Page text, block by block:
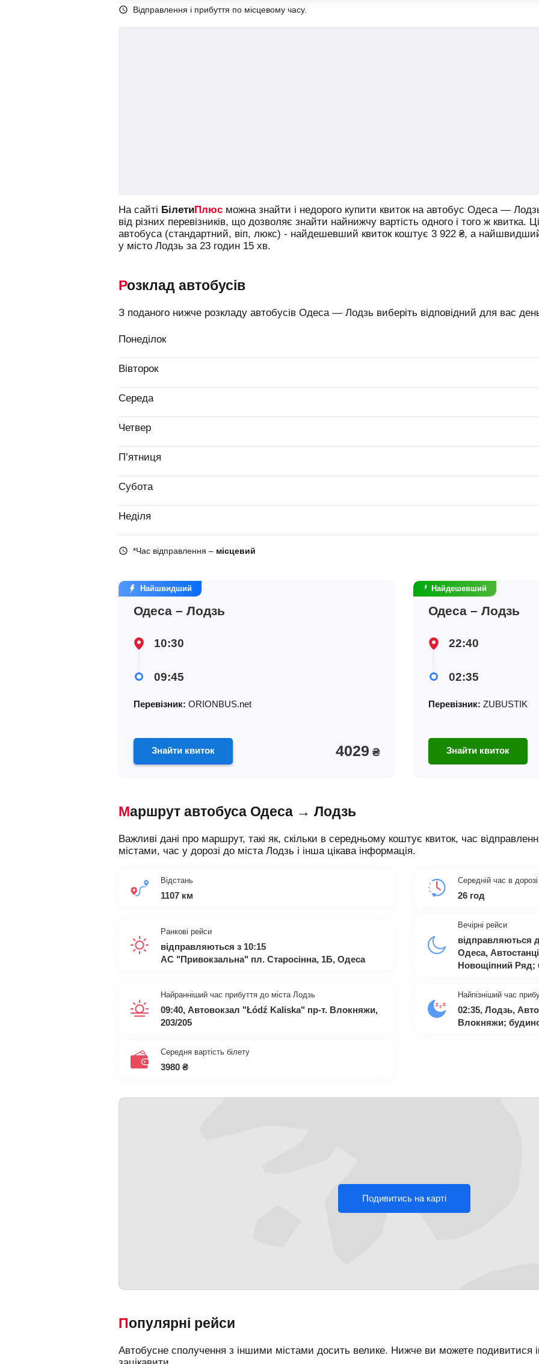
Відправлення і прибуття по місцевому часу.
На сайті БілетиПлюс можна знайти і недорого купити квиток на автобус Одеса —
від різних перевізників, що дозволяє знайти найнижчу вартість одного і того ж квитка.
автобуса (стандартний, віп, люкс) - найдешевший квиток коштує 3 922 ₴, а
у місто Лодзь за 23 годин 15 хв.
Розклад автобусів
З поданого нижче розкладу автобусів Одеса — Лодзь виберіть відповідний для вас
Понеділок
Вівторок
Середа
Четвер
П’ятниця
Субота
Неділя
*Час відправлення – місцевий
Найшвидший
Одеса – Лодзь
10:30
09:45
Перевізник: ORIONBUS.net
Знайти квиток 4029 ₴
Найдешевший
Одеса – Лодзь
22:40
02:35
Перевізник: ZUBUSTIK
Знайти квиток
Маршрут автобуса Одеса → Лодзь
Важливі дані про маршрут, такі як, скільки в середньому коштує квиток, час
містами, час у дорозі до міста Лодзь і інша цікава інформація.
Відстань
1107 км
Середній час в дорозі
26 год
Ранкові рейси
відправляються з 10:15
АС "Привокзальна" пл. Старосінна, 1Б, Одеса
Вечірні рейси
відправляються
Одеса,
Новощіпний Ряд;
Найранніший час прибуття до міста Лодзь
09:40, Автовокзал "Łódź Kaliska" пр-т. Влокняжи,
203/205
Найпізніший час
02:35, Лодзь,
Влокняжи;
Середня вартість білету
3980 ₴
Подивитись на карті
Популярні рейси
Автобусне сполучення з іншими містами досить велике. Нижче ви можете подивитися